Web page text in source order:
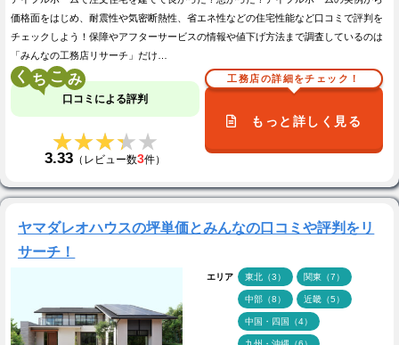
価格面をはじめ、耐震性や気密断熱性、省エネ性などの住宅性能など口コミで評判を
チェックしよう！保障やアフターサービスの情報や値下げ方法まで調査しているのは
「みんなの工務店リサーチ」だけ…
く こ
口コミによる評判
★★★★★
★★★★★
3.33 （レビュー数3件）
工務店の詳細をチェック！
もっと詳しく見る
ヤマダレオハウスの坪単価とみんなの口コミや評判をリ
サーチ！
エリア 東北（3） 関東（7）
中部（8） 近畿（5）
中国・四国（4）